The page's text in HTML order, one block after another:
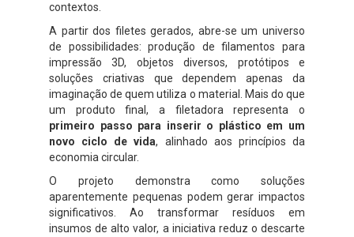
contextos.
A partir dos filetes gerados, abre-se um universo
de possibilidades: produção de filamentos para
impressão 3D, objetos diversos, protótipos e
soluções criativas que dependem apenas da
imaginação de quem utiliza o material. Mais do que
um produto final, a filetadora representa o
primeiro passo para inserir o plástico em um
novo ciclo de vida, alinhado aos princípios da
economia circular.
O projeto demonstra como soluções
aparentemente pequenas podem gerar impactos
significativos. Ao transformar resíduos em
insumos de alto valor, a iniciativa reduz o descarte